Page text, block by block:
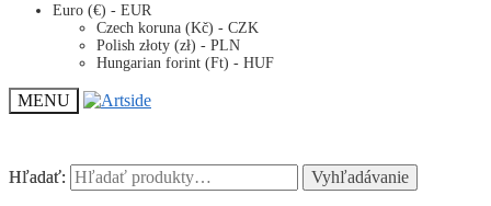
Euro (€) - EUR
Czech koruna (Kč) - CZK
Polish złoty (zł) - PLN
Hungarian forint (Ft) - HUF
MENU
Hľadať: Vyhľadávanie
Hľadať: Vyhľadávanie